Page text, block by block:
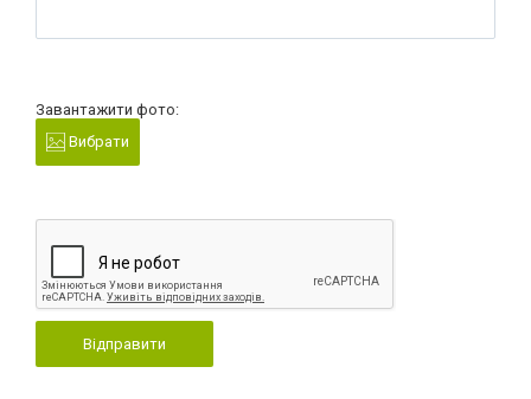
Завантажити фото:
Вибрати
Відправити